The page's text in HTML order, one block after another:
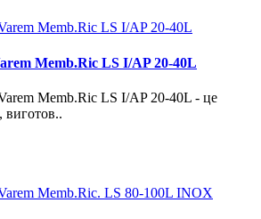
Memb.Ric LS I/AP 20-40L
Memb.Ric LS I/AP 20-40L - це
виготов..